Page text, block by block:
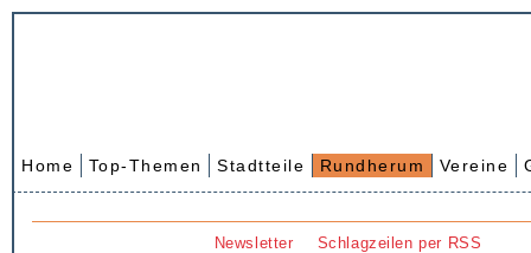
Home Top-Themen Stadtteile Rundherum Vereine
Newsletter Schlagzeilen per RSS